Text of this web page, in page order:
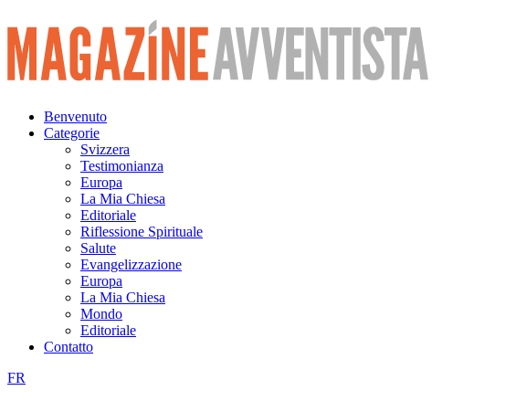
Vai
al
contenuto
Benvenuto
Categorie
Svizzera
Testimonianza
Europa
La Mia Chiesa
Editoriale
Riflessione Spirituale
Salute
Evangelizzazione
Europa
La Mia Chiesa
Mondo
Editoriale
Contatto
FR